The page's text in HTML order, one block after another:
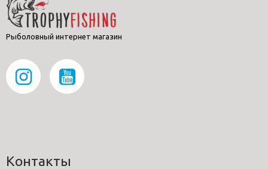
Рыболовный интернет магазин
Контакты